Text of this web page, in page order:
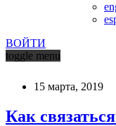
ВОЙТИ
toggle menu
15 марта, 2019
Как